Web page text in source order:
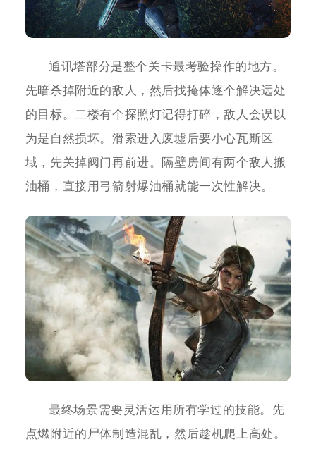
通讯塔部分是整个关卡最考验操作的地方。
先暗杀掉附近的敌人，然后找掩体逐个解决远处
的目标。二楼有个探照灯记得打碎，敌人会误以
为是自然损坏。滑索进入废墟后要小心瓦斯区
域，先关掉阀门再前进。隔壁房间有两个敌人搬
油桶，直接用弓箭射爆油桶就能一次性解决。
最终场景需要灵活运用所有学过的技能。先
点燃附近的尸体制造混乱，然后趁机爬上高处。